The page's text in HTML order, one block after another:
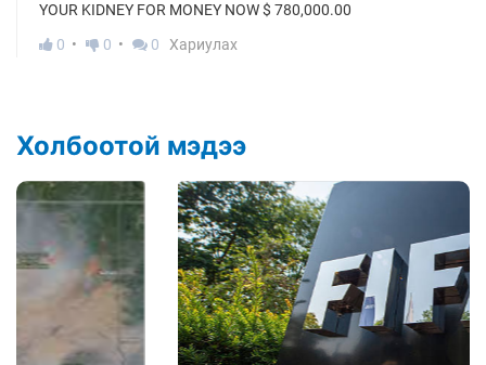
YOUR KIDNEY FOR MONEY NOW $ 780,000.00
0
0 0 Хариулах
Холбоотой мэдээ